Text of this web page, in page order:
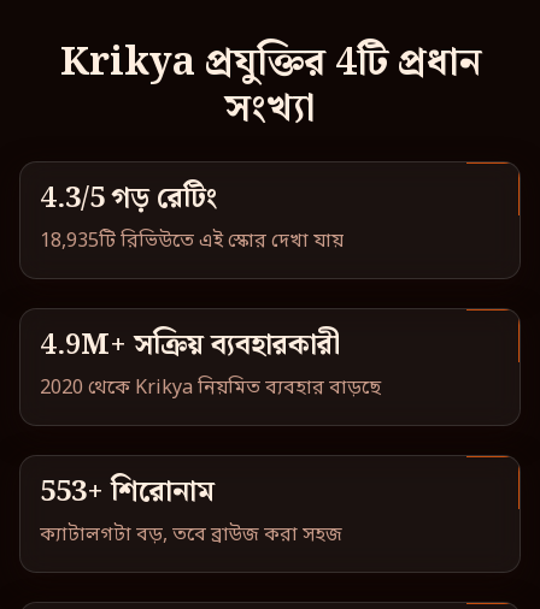
Krikya প্রযুক্তির 4টি প্রধান
সংখ্যা
4.3/5 গড় রেটিং
18,935টি রিভিউতে এই স্কোর দেখা যায়
4.9M+ সক্রিয় ব্যবহারকারী
2020 থেকে Krikya নিয়মিত ব্যবহার বাড়ছে
553+ শিরোনাম
ক্যাটালগটা বড়, তবে ব্রাউজ করা সহজ